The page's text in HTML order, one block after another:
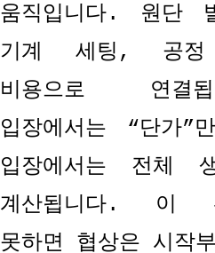
움직입니다. 원단
기계 세팅 , 공
비용으로 연결됩
입장에서는 “단가”
입장에서는 전체
계산됩니다. 이
못하면 협상은 시작